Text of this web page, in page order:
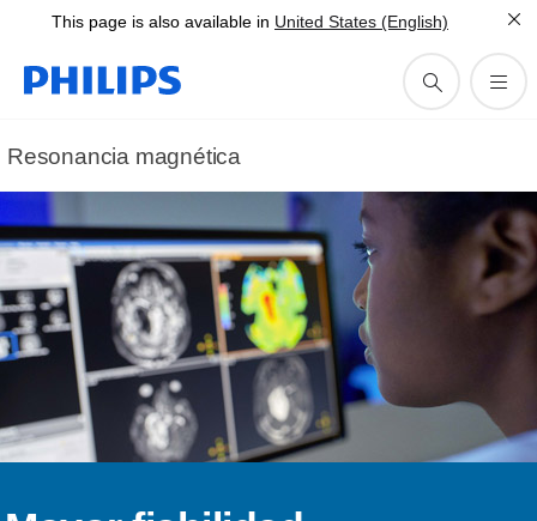
This page is also available in United States (English)
Resonancia magnética